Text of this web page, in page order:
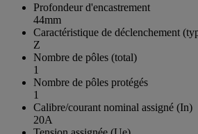
Profondeur d'encastrement
44mm
Caractéristique de déclenchement
Z
Nombre de pôles (total)
1
Nombre de pôles protégés
1
Calibre/courant nominal assigné (In)
20A